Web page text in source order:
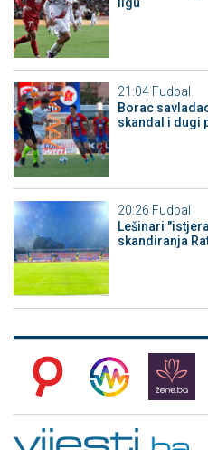
ligu
21:04 Fudbal
Borac
skandal i dugi
20:26 Fudbal
Lešinari
skandiranja